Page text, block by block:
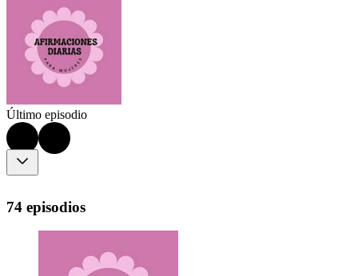
Último episodio
74 episodios